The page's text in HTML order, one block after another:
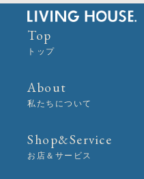
Top
トップ
About
私たちについて
Shop&Service
お店＆サービス